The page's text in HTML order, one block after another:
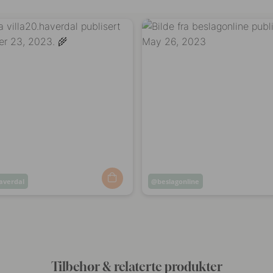
Innlegg
beslagonline
Tilbehør & relaterte produkter